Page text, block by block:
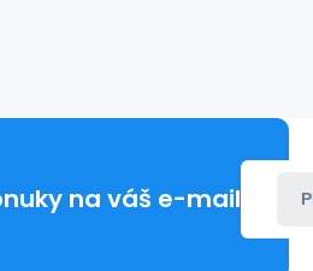
na váš e-mail